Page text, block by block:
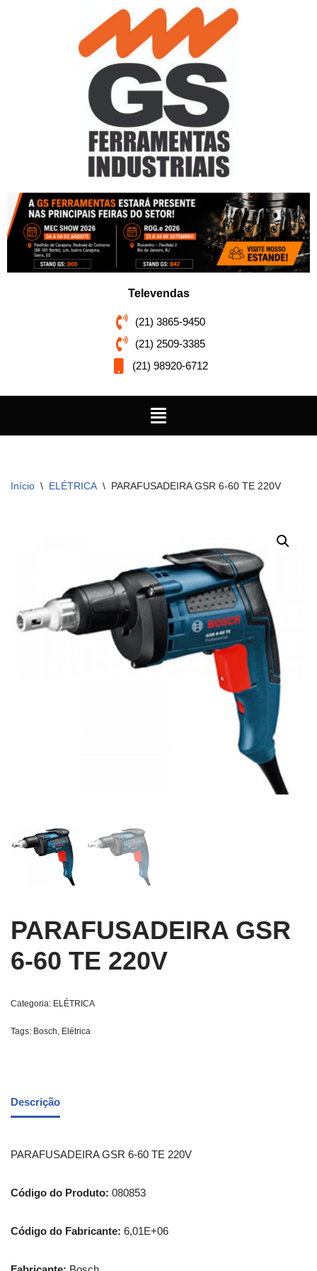
Televendas
(21) 3865-9450
(21) 2509-3385
(21) 98920-6712
Início \ ELÉTRICA \ PARAFUSADEIRA GSR 6-60 TE 220V
PARAFUSADEIRA GSR
6-60 TE 220V
Categoria: ELÉTRICA
Tags: Bosch, Elétrica
Descrição
PARAFUSADEIRA GSR 6-60 TE 220V
Código do Produto: 080853
Código do Fabricante: 6,01E+06